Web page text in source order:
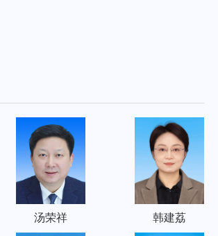
汤荣祥 韩建荔